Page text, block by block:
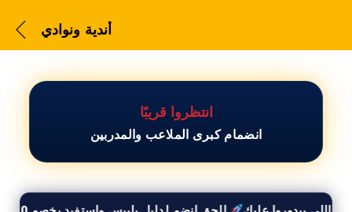
أندية ونوادي
انتظروا قريبًا
انضمام كبرى الملاعب والمدربين